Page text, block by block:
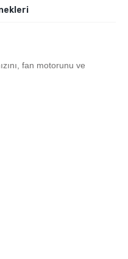
fan motorunu ve